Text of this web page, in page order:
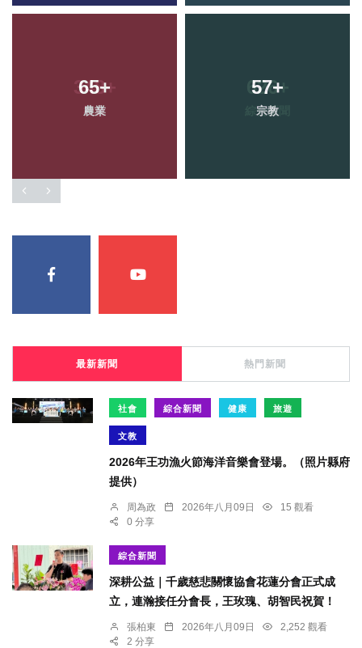
65+
農業
57+
宗教
最新新聞 熱門新聞
社會 綜合新聞 健康 旅遊
文教
2026年王功漁火節海洋音樂會登場。（照片縣府
提供）
周為政 2026年八月09日
15 觀看
0 分享
綜合新聞
深耕公益｜千歲慈悲關懷協會花蓮分會正式成
立，連瀚接任分會長，王玫瑰、胡智民祝賀！
張柏東 2026年八月09日
2,252 觀看
2 分享